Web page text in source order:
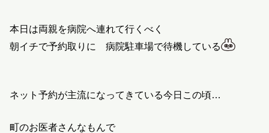
本日は両親を病院へ連れて行くべく
朝イチで予約取りに 病院駐車場で待機している
ネット予約が主流になってきている今日この頃…
町のお医者さんなもんで